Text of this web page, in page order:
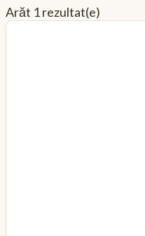
Arăt 1 rezultat(e)